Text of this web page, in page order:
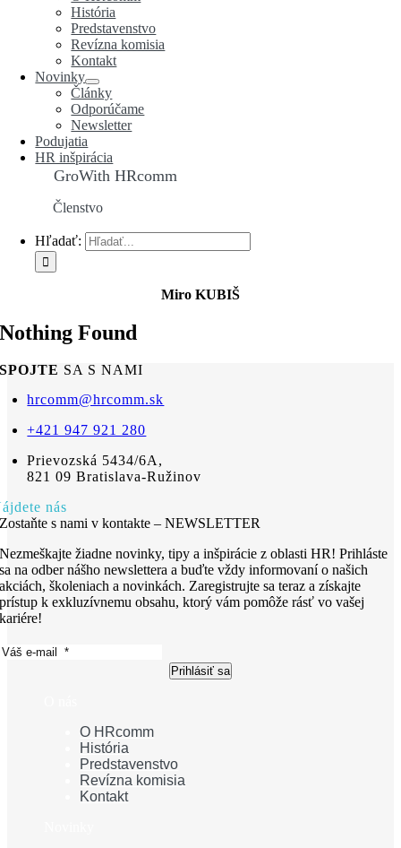
História
Predstavenstvo
Revízna komisia
Kontakt
Novinky
Články
Odporúčame
Newsletter
Podujatia
HR inšpirácia
GroWith HRcomm
Členstvo
Hľadať:
Miro KUBIŠ
Nothing Found
SPOJTE SA S NAMI
hrcomm@hrcomm.sk
+421 947 921 280
Prievozská 5434/6A,
821 09 Bratislava-Ružinov
nás
Zostaňte s nami v kontakte – NEWSLETTER
Nezmeškajte žiadne novinky, tipy a inšpirácie z oblasti HR! Prihláste
sa na odber nášho newslettera a buďte vždy informovaní o našich
akciách, školeniach a novinkách. Zaregistrujte sa teraz a získajte
prístup k exkluzívnemu obsahu, ktorý vám pomôže rásť vo vašej
kariére!
Prihlásiť sa
O HRcomm
História
Predstavenstvo
Revízna komisia
Kontakt